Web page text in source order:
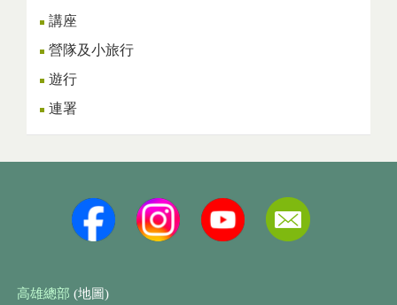
講座
營隊及小旅行
遊行
連署
高雄總部 (地圖)